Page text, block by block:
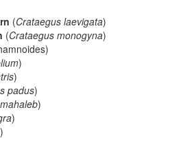
(Crataegus laevigata)
(Crataegus monogyna)
)
)
padus)
)
)
)